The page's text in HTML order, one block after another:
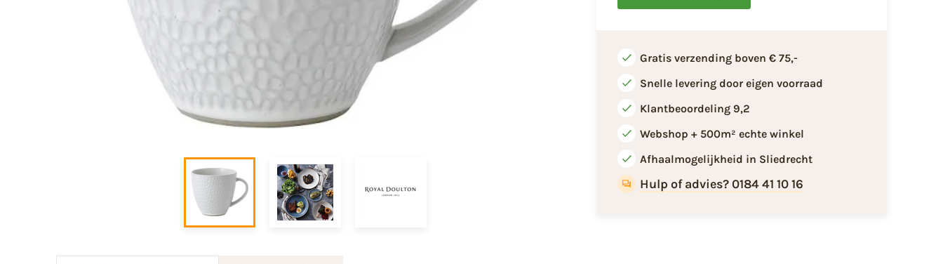
Gratis verzending boven € 75,-
Snelle levering door eigen voorraad
Klantbeoordeling 9,2
Webshop + 500m² echte winkel
Afhaalmogelijkheid in Sliedrecht
Hulp of advies? 0184 41 10 16